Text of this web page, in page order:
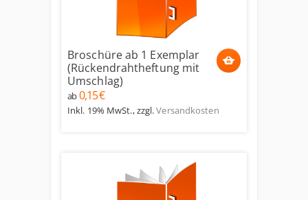
Broschüre ab 1 Exemplar
(Rückendrahtheftung mit
Umschlag)
ab 0,15 €
Inkl. 19% MwSt.,zzgl.Versandkosten